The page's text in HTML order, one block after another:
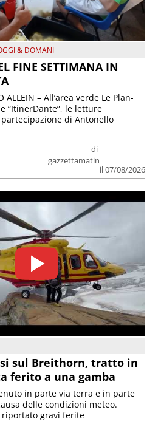
& DOMANI
FINE SETTIMANA IN
di
gazzettamatin
il 07/08/2026
ALLEIN – All’area verde Le Plan-
“ItinerDante”, le letture
di Antonello
sul Breithorn, tratto in
ferito a una gamba
in parte via terra e in parte
delle condizioni meteo.
gravi ferite